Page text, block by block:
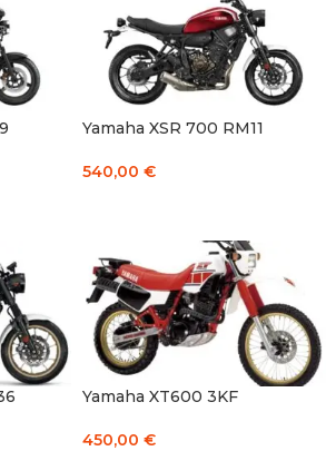
Yamaha XSR 700 RM11
540,00 €
Yamaha XT600 3KF
450,00 €